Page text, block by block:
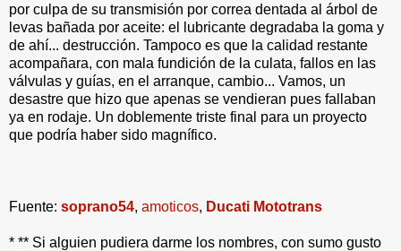
por culpa de su transmisión por correa dentada al árbol de
levas bañada por aceite: el lubricante degradaba la goma y
de ahí... destrucción. Tampoco es que la calidad restante
acompañara, con mala fundición de la culata, fallos en las
válvulas y guías, en el arranque, cambio... Vamos, un
desastre que hizo que apenas se vendieran pues fallaban
ya en rodaje. Un doblemente triste final para un proyecto
que podría haber sido magnífico.
Fuente: soprano54, amoticos, Ducati Mototrans
* ** Si alguien pudiera darme los nombres, con sumo gusto